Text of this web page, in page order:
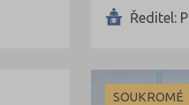
Ředitel:
SOUKROMÉ